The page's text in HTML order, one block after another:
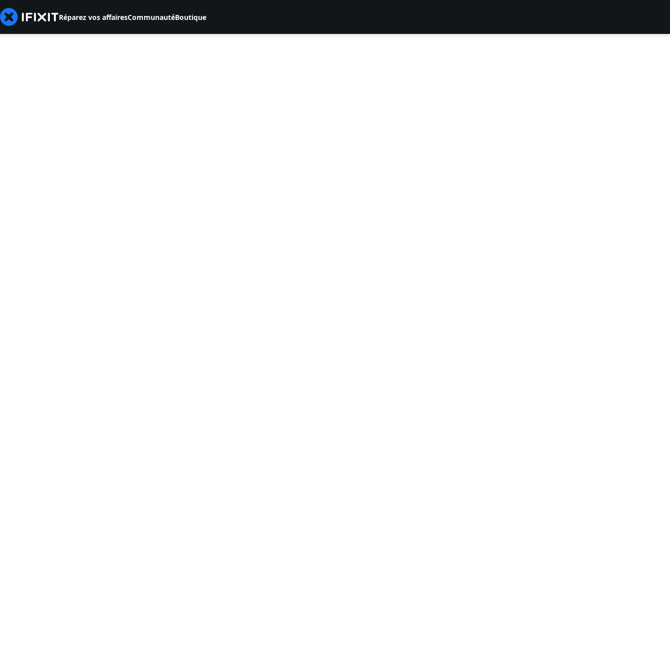
Réparez vos affairesCommunautéBoutique